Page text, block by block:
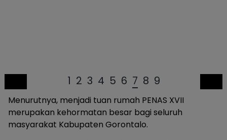
1 2 3 4 5 6 7 8 9
Menurutnya, menjadi tuan rumah PENAS XVII
merupakan kehormatan besar bagi seluruh
masyarakat Kabupaten Gorontalo.